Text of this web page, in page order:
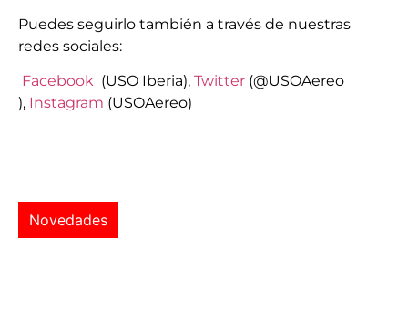
Puedes seguirlo también a través de nuestras
redes sociales:
Facebook (USO Iberia), Twitter (@USOAereo
), Instagram (USOAereo)
Novedades